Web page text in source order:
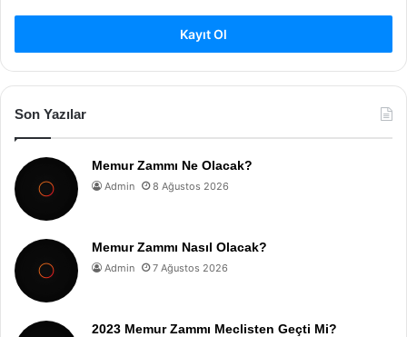
Kayıt Ol
Son Yazılar
Memur Zammı Ne Olacak?
Admin 8 Ağustos 2026
Memur Zammı Nasıl Olacak?
Admin 7 Ağustos 2026
2023 Memur Zammı Meclisten Geçti Mi?